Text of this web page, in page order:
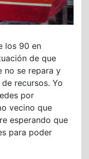
los 90 en
de que
no se repara y
recursos. Yo
por
vecino que
esperando que
para poder